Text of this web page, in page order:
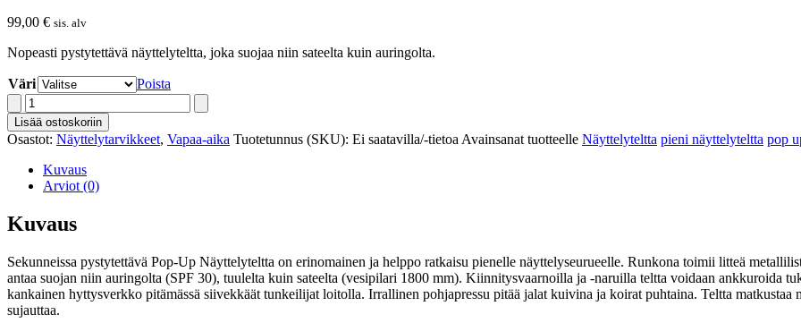
99,00 € sis. alv
Nopeasti pystytettävä näyttelyteltta, joka suojaa niin sateelta kuin auringolta.
Väri
Poista
Pop-
Up
Näyttelyteltta
Brava
määrä
Lisää ostoskoriin
Osastot: Näyttelytarvikkeet, Vapaa-aika Tuotetunnus (SKU): Ei saatavilla/-tietoa Avainsanat tuotteelle Näyttelyteltta pieni näyttelyteltta pop
Kuvaus
Arviot (0)
Kuvaus
Sekunneissa pystytettävä Pop-Up Näyttelyteltta on erinomainen ja helppo ratkaisu pienelle näyttelyseurueelle. Runkona toimii litteä
antaa suojan niin auringolta (SPF 30), tuulelta kuin sateelta (vesipilari 1800 mm). Kiinnitysvaarnoilla ja -naruilla teltta voidaan ankkuroida
kankainen hyttysverkko pitämässä siivekkäät tunkeilijat loitolla. Irrallinen pohjapressu pitää jalat kuivina ja koirat puhtaina. Teltta matkustaa
sujauttaa.